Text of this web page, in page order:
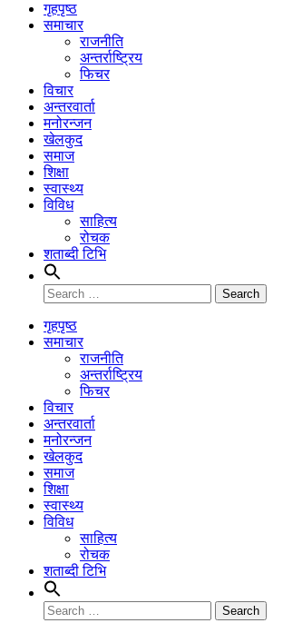
गृहपृष्ठ
समाचार
राजनीति
अन्तर्राष्ट्रिय
फिचर
विचार
अन्तरवार्ता
मनोरन्जन
खेलकुद
समाज
शिक्षा
स्वास्थ्य
विविध
साहित्य
रोचक
शताब्दी टिभि
Search
for:
गृहपृष्ठ
समाचार
राजनीति
अन्तर्राष्ट्रिय
फिचर
विचार
अन्तरवार्ता
मनोरन्जन
खेलकुद
समाज
शिक्षा
स्वास्थ्य
विविध
साहित्य
रोचक
शताब्दी टिभि
Search
for: